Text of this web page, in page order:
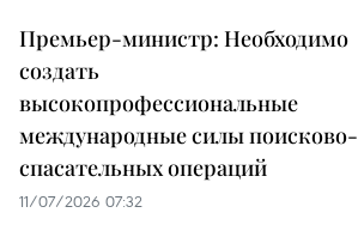
Премьер-министр: Необходимо
создать
высокопрофессиональные
международные силы поисково-
спасательных операций
11/07/2026 07:32